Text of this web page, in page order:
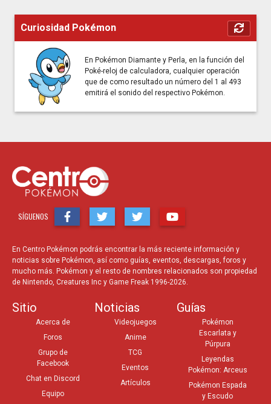
Curiosidad Pokémon
En Pokémon Diamante y Perla, en la función del
Poké-reloj de calculadora, cualquier operación
que de como resultado un número del 1 al 493
emitirá el sonido del respectivo Pokémon.
SÍGUENOS
En Centro Pokémon podrás encontrar la más reciente información y
noticias sobre Pokémon, así como guías, eventos, descargas, foros y
mucho más. Pokémon y el resto de nombres relacionados son propiedad
de Nintendo, Creatures Inc y Game Freak 1996-2026.
Sitio
Acerca de
Foros
Grupo de
Facebook
Chat en Discord
Equipo
Noticias
Videojuegos
Anime
TCG
Eventos
Artículos
Guías
Pokémon
Escarlata y
Púrpura
Leyendas
Pokémon: Arceus
Pokémon Espada
y Escudo